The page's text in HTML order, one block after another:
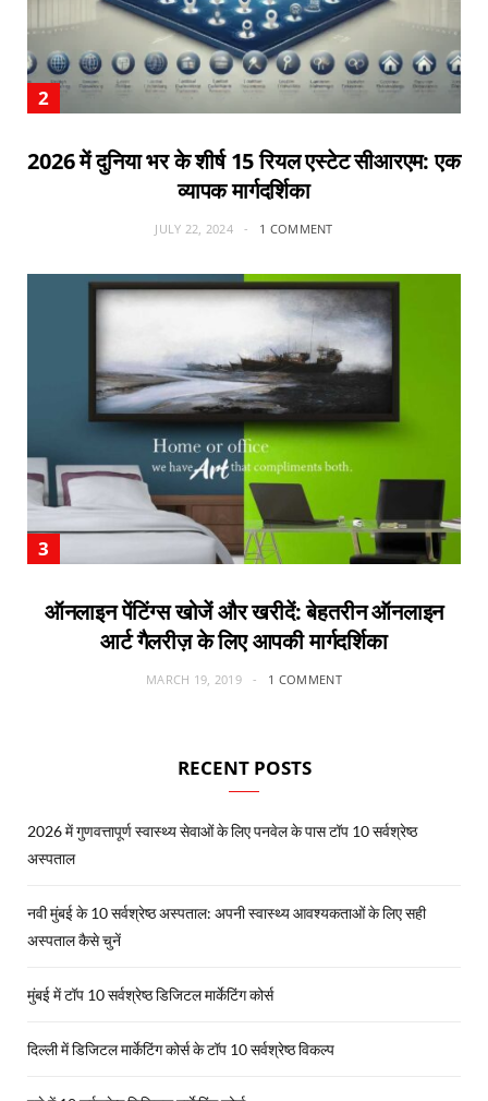
2026 में दुनिया भर के शीर्ष 15 रियल एस्टेट सीआरएम: एक
व्यापक मार्गदर्शिका
JULY 22, 2024 1 COMMENT
ऑनलाइन पेंटिंग्स खोजें और खरीदें: बेहतरीन ऑनलाइन
आर्ट गैलरीज़ के लिए आपकी मार्गदर्शिका
MARCH 19, 2019 1 COMMENT
RECENT POSTS
2026 में गुणवत्तापूर्ण स्वास्थ्य सेवाओं के लिए पनवेल के पास टॉप 10 सर्वश्रेष्ठ
अस्पताल
नवी मुंबई के 10 सर्वश्रेष्ठ अस्पताल: अपनी स्वास्थ्य आवश्यकताओं के लिए सही
अस्पताल कैसे चुनें
मुंबई में टॉप 10 सर्वश्रेष्ठ डिजिटल मार्केटिंग कोर्स
दिल्ली में डिजिटल मार्केटिंग कोर्स के टॉप 10 सर्वश्रेष्ठ विकल्प